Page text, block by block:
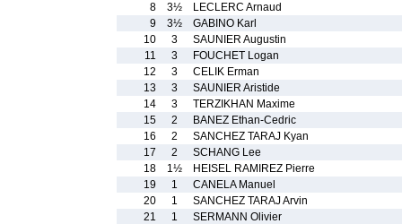
8
3½
LECLERC Arnaud
9
3½
GABINO Karl
10
3
SAUNIER Augustin
11
3
FOUCHET Logan
12
3
CELIK Erman
13
3
SAUNIER Aristide
14
3
TERZIKHAN Maxime
15
2
BANEZ Ethan-Cedric
16
2
SANCHEZ TARAJ Kyan
17
2
SCHANG Lee
18
1½
HEISEL RAMIREZ Pierre
19
1
CANELA Manuel
20
1
SANCHEZ TARAJ Arvin
21
1 SERMANN Olivier